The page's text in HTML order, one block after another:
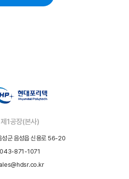
제1공장(본사)
성군 음성읍 신용로 56-20
043-871-1071